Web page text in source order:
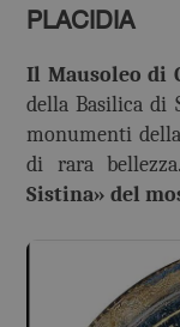
PLACIDIA
Il Mausoleo di
della Basilica di
monumenti
di rara
Sistina» del